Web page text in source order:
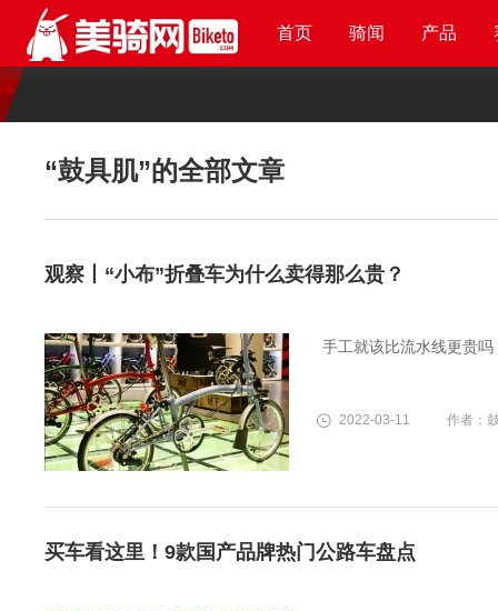
首页 骑闻 产品
首页 骑闻 产品
首页 骑闻 产品
首页 骑闻 产品
“鼓具肌”的全部文章
观察丨“小布”折叠车为什么卖得那么贵？
手工就该比流水线更贵吗
2022-03-11 作者：
买车看这里！9款国产品牌热门公路车盘点